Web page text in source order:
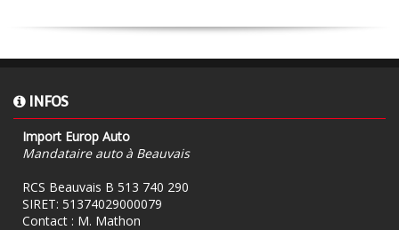
INFOS
Import Europ Auto
Mandataire auto à Beauvais
RCS Beauvais B 513 740 290
SIRET: 51374029000079
Contact : M. Mathon